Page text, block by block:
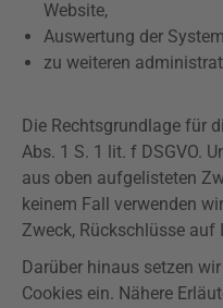
Website,
Auswertung der
zu weiteren
Die Rechtsgrundlage für
Abs. 1 S. 1 lit. f DSGVO.
aus oben aufgelisteten
keinem Fall verwenden
Zweck, Rückschlüsse auf
Darüber hinaus setzen
Cookies ein. Nähere